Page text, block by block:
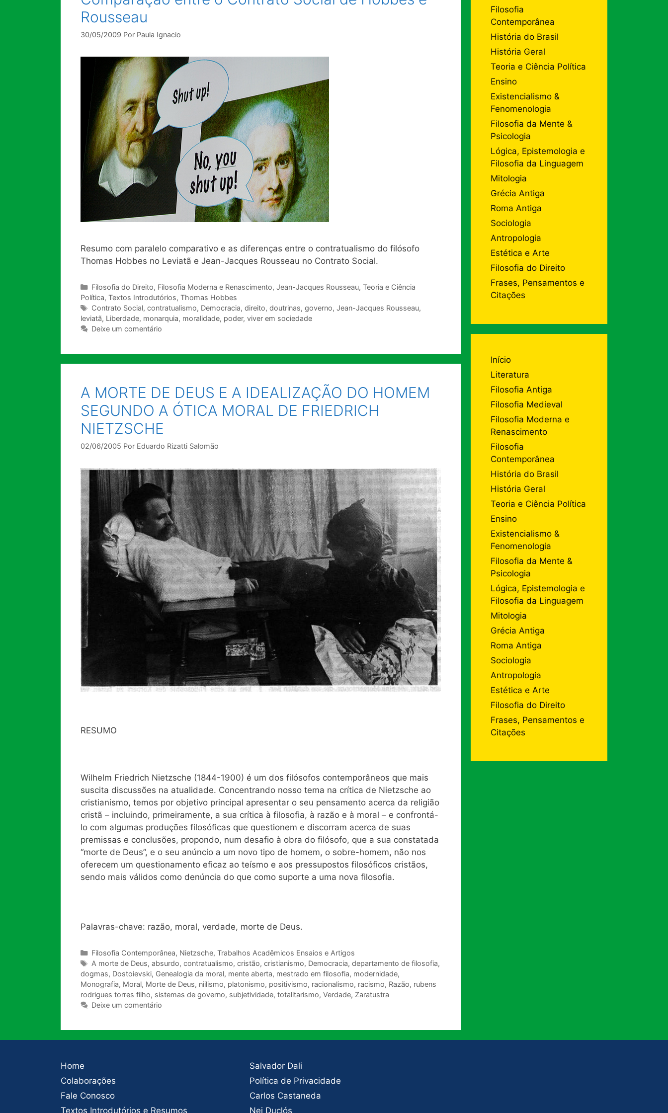
Rousseau
30/05/2009 Por Paula Ignacio
Resumo com paralelo comparativo e as diferenças entre o contratualismo do filósofo
Thomas Hobbes no Leviatã e Jean-Jacques Rousseau no Contrato Social.
Categorias
Filosofia do Direito, Filosofia Moderna e Renascimento, Jean-Jacques Rousseau, Teoria e Ciência
Política, Textos Introdutórios, Thomas Hobbes
Tags
Contrato Social, contratualismo, Democracia, direito, doutrinas, governo, Jean-Jacques Rousseau,
leviatã, Liberdade, monarquia, moralidade, poder, viver em sociedade
Deixe um comentário
A MORTE DE DEUS E A IDEALIZAÇÃO DO HOMEM
SEGUNDO A ÓTICA MORAL DE FRIEDRICH
NIETZSCHE
02/06/2005 Por Eduardo Rizatti Salomão
RESUMO
Wilhelm Friedrich Nietzsche (1844-1900) é um dos filósofos contemporâneos que mais
suscita discussões na atualidade. Concentrando nosso tema na crítica de Nietzsche ao
cristianismo, temos por objetivo principal apresentar o seu pensamento acerca da religião
cristã – incluindo, primeiramente, a sua crítica à filosofia, à razão e à moral – e confrontá-
lo com algumas produções filosóficas que questionem e discorram acerca de suas
premissas e conclusões, propondo, num desafio à obra do filósofo, que a sua constatada
“morte de Deus”, e o seu anúncio a um novo tipo de homem, o sobre-homem, não nos
oferecem um questionamento eficaz ao teísmo e aos pressupostos filosóficos cristãos,
sendo mais válidos como denúncia do que como suporte a uma nova filosofia.
Palavras-chave: razão, moral, verdade, morte de Deus.
Categorias
Filosofia Contemporânea, Nietzsche, Trabalhos Acadêmicos Ensaios e Artigos
Tags
A morte de Deus, absurdo, contratualismo, cristão, cristianismo, Democracia, departamento de filosofia,
dogmas, Dostoievski, Genealogia da moral, mente aberta, mestrado em filosofia, modernidade,
Monografia, Moral, Morte de Deus, niilismo, platonismo, positivismo, racionalismo, racismo, Razão, rubens
rodrigues torres filho, sistemas de governo, subjetividade, totalitarismo, Verdade, Zaratustra
Deixe um comentário
Filosofia
Contemporânea
História do Brasil
História Geral
Teoria e Ciência Política
Ensino
Existencialismo &
Fenomenologia
Filosofia da Mente &
Psicologia
Lógica, Epistemologia e
Filosofia da Linguagem
Mitologia
Grécia Antiga
Roma Antiga
Sociologia
Antropologia
Estética e Arte
Filosofia do Direito
Frases, Pensamentos e
Citações
Início
Literatura
Filosofia Antiga
Filosofia Medieval
Filosofia Moderna e
Renascimento
Filosofia
Contemporânea
História do Brasil
História Geral
Teoria e Ciência Política
Ensino
Existencialismo &
Fenomenologia
Filosofia da Mente &
Psicologia
Lógica, Epistemologia e
Filosofia da Linguagem
Mitologia
Grécia Antiga
Roma Antiga
Sociologia
Antropologia
Estética e Arte
Filosofia do Direito
Frases, Pensamentos e
Citações
Home
Colaborações
Fale Conosco
Textos Introdutórios e Resumos
Salvador Dali
Política de Privacidade
Carlos Castaneda
Nei Duclós